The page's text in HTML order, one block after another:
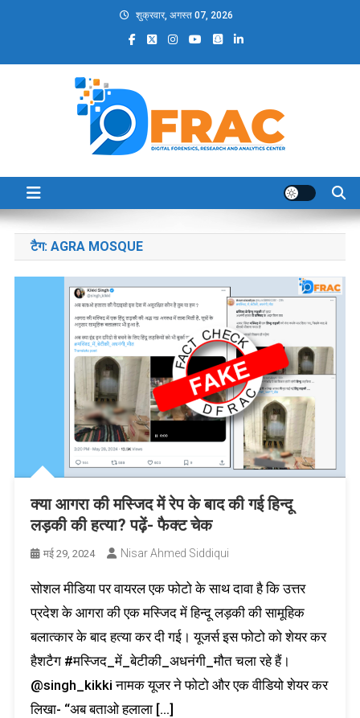
शुक्रवार, अगस्त 07, 2026
DFRAC_ORG
टैग: AGRA MOSQUE
क्या आगरा की मस्जिद में रेप के बाद की गई हिन्दू
लड़की की हत्या? पढ़ें- फैक्ट चेक
मई 29, 2024 Nisar Ahmed Siddiqui
सोशल मीडिया पर वायरल एक फोटो के साथ दावा है कि उत्तर
प्रदेश के आगरा की एक मस्जिद में हिन्दू लड़की की सामूहिक
बलात्कार के बाद हत्या कर दी गई। यूजर्स इस फोटो को शेयर कर
हैशटैग #मस्जिद_में_बेटीकी_अधनंगी_मौत चला रहे हैं।
@singh_kikki नामक यूजर ने फोटो और एक वीडियो शेयर कर
लिखा- “अब बताओ हलाला […]